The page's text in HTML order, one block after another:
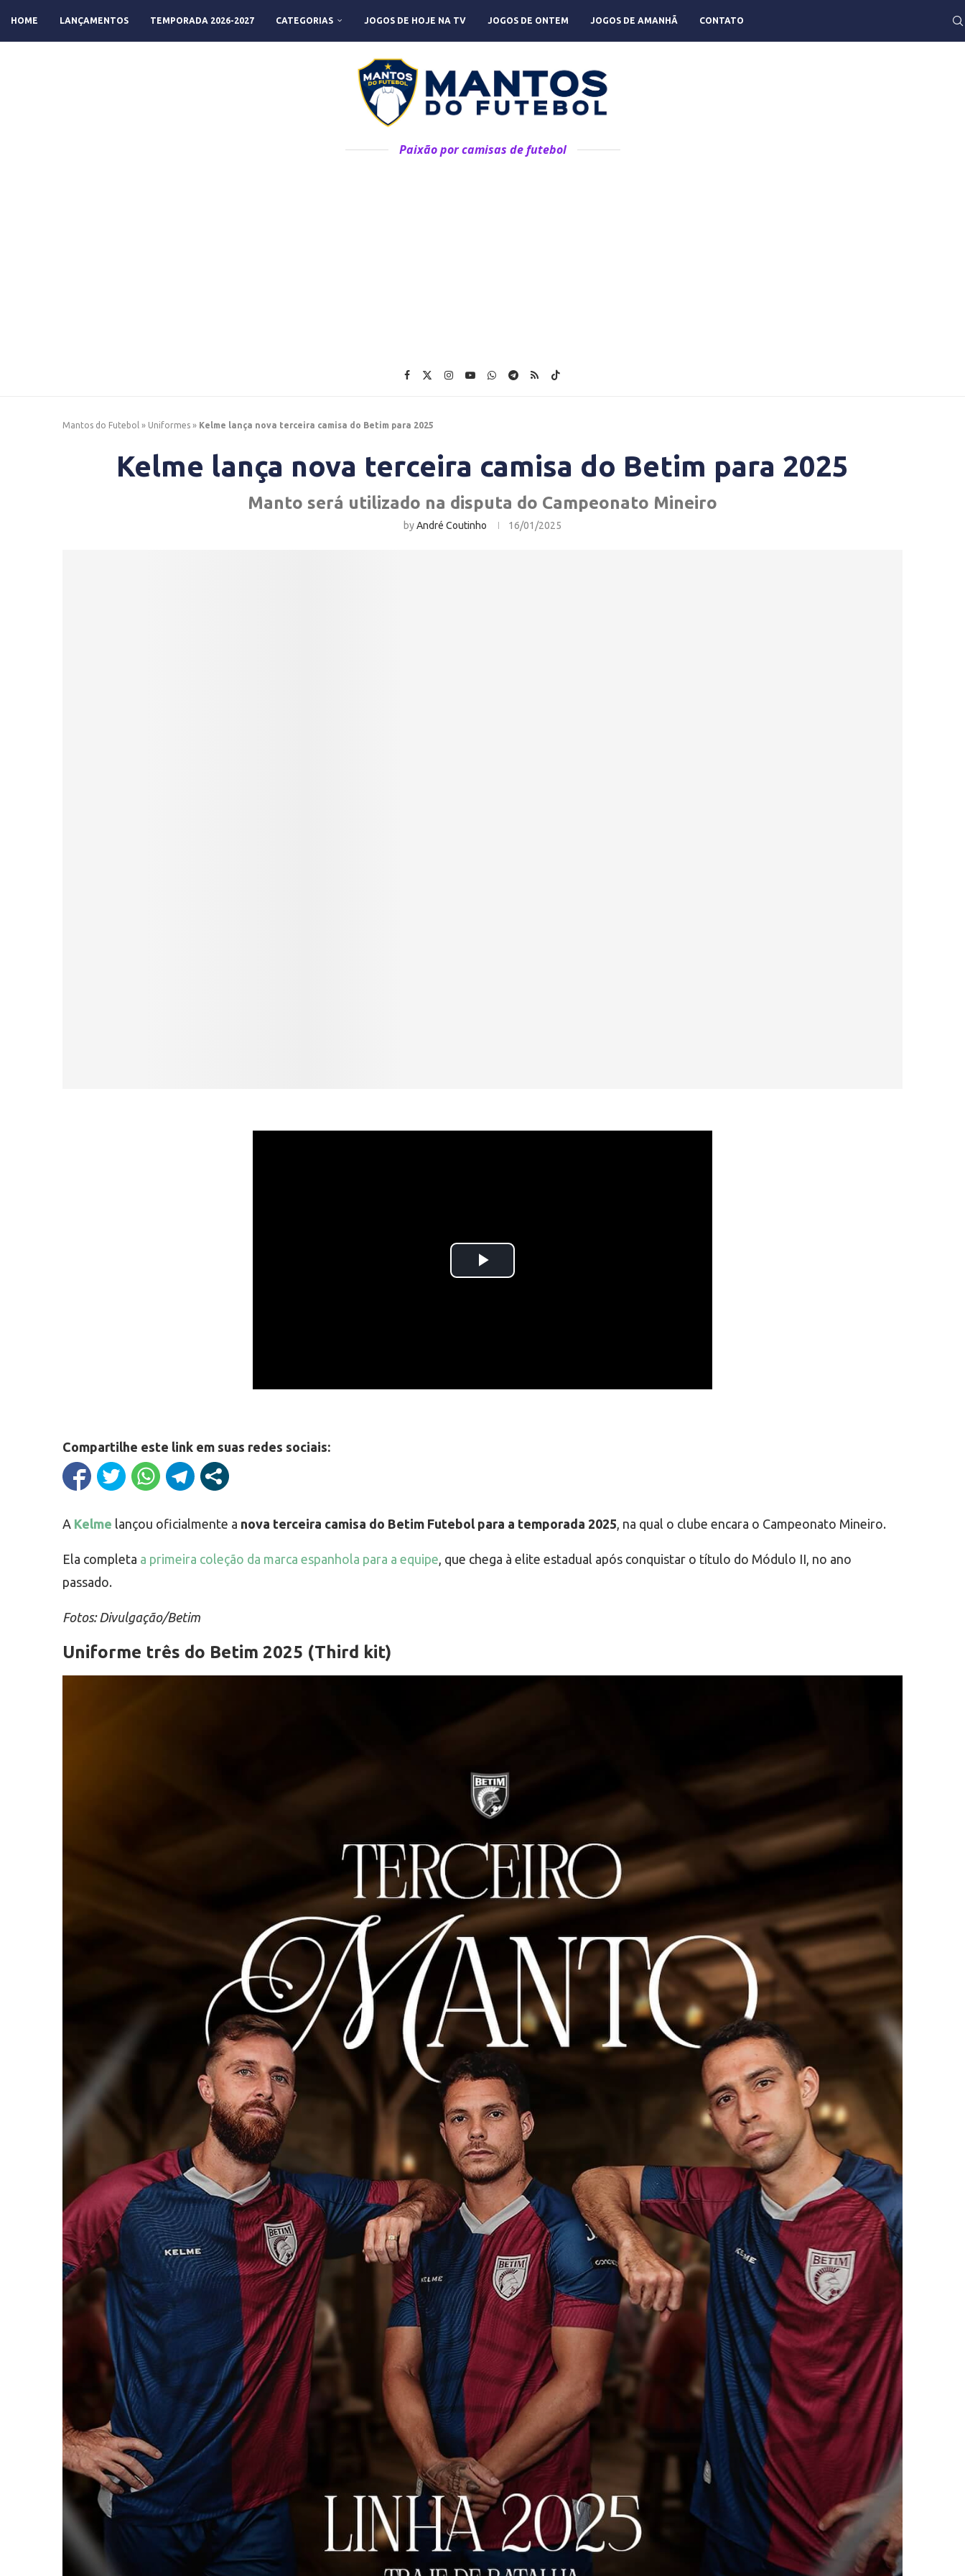
HOME LANÇAMENTOS TEMPORADA 2026-2027 CATEGORIAS JOGOS DE HOJE NA TV JOGOS DE ONTEM JOGOS DE AMANHÃ CONTATO
Paixão por camisas de futebol
Mantos do Futebol » Uniformes » Kelme lança nova terceira camisa do Betim para 2025
Kelme lança nova terceira camisa do Betim para 2025
Manto será utilizado na disputa do Campeonato Mineiro
byAndré Coutinho 16/01/2025
Compartilhe este link em suas redes sociais:
A Kelme lançou oficialmente a nova terceira camisa do Betim Futebol para a temporada 2025, na qual o clube encara o Campeonato Mineiro.
Ela completa a primeira coleção da marca espanhola para a equipe, que chega à elite estadual após conquistar o título do Módulo II, no ano
passado.
Fotos: Divulgação/Betim
Uniforme três do Betim 2025 (Third kit)